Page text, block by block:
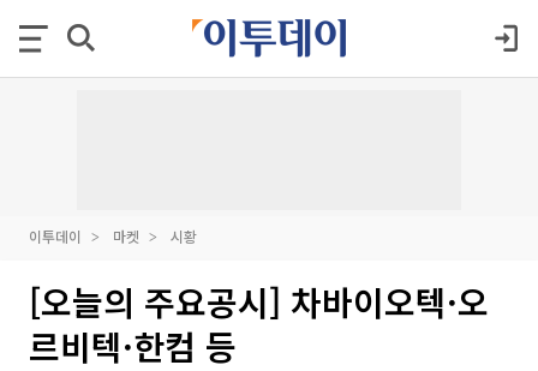
이투데이 마켓 시황
[오늘의 주요공시] 차바이오텍·오
르비텍·한컴 등